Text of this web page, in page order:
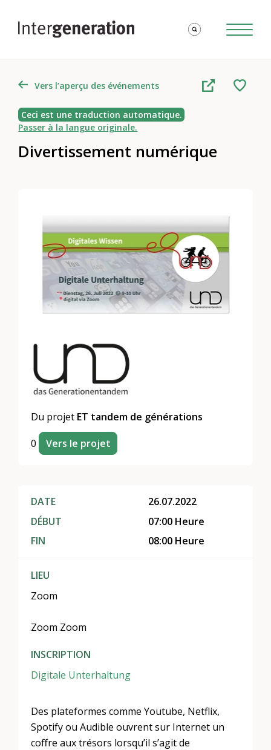
Vers l’aperçu des événements
Ceci est une traduction automatique.
Passer à la langue originale.
Divertissement numérique
Du projet ET tandem de générations
0 Vers le projet
DATE
DÉBUT
FIN
26.07.2022
07:00 Heure
08:00 Heure
LIEU
Zoom
Zoom Zoom
INSCRIPTION
Digitale Unterhaltung
Des plateformes comme Youtube, Netflix,
Spotify ou Audible ouvrent sur Internet un
coffre aux trésors lorsqu’il s’agit de